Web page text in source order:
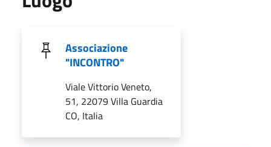
Associazione
"INCONTRO"
Viale Vittorio Veneto,
51, 22079 Villa Guardia
CO, Italia